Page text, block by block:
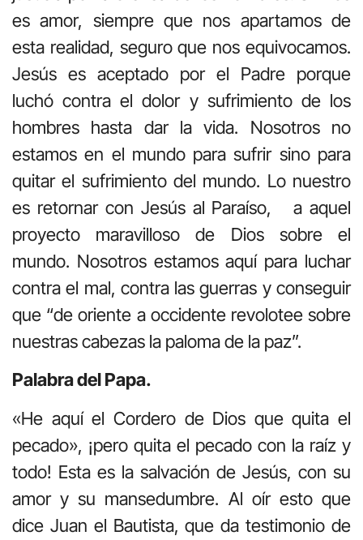
es amor, siempre que nos apartamos de
esta realidad, seguro que nos equivocamos.
Jesús es aceptado por el Padre porque
luchó contra el dolor y sufrimiento de los
hombres hasta dar la vida. Nosotros no
estamos en el mundo para sufrir sino para
quitar el sufrimiento del mundo. Lo nuestro
es retornar con Jesús al Paraíso, a aquel
proyecto maravilloso de Dios sobre el
mundo. Nosotros estamos aquí para luchar
contra el mal, contra las guerras y conseguir
que “de oriente a occidente revolotee sobre
nuestras cabezas la paloma de la paz”.
Palabra del Papa.
«He aquí el Cordero de Dios que quita el
pecado», ¡pero quita el pecado con la raíz y
todo! Esta es la salvación de Jesús, con su
amor y su mansedumbre. Al oír esto que
dice Juan el Bautista, que da testimonio de